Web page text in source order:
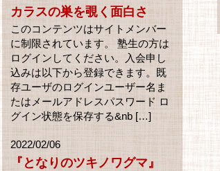
カラスの巣を覗く面白さ
このコンテンツはサイトメンバー
に制限されています。 塾生の方は
ログインしてください。入会申し
込みは以下から登録できます。既
存ユーザのログインユーザー名ま
たはメールアドレスパスワード ロ
グイン状態を保存する&nb […]
2022/02/06
『となりのツキノワグマ』